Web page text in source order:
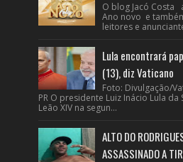
O blog Jacó Costa
Ano novo e
leitores e
Lula encontrará
(13), diz Vaticano
Foto: Divulgação/
PR O presidente Luiz Inácio Lula
Leão XIV na segun...
ALTO DO
ASSASSINADO A